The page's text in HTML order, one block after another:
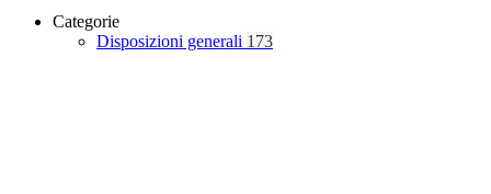
Categorie
Disposizioni generali 173